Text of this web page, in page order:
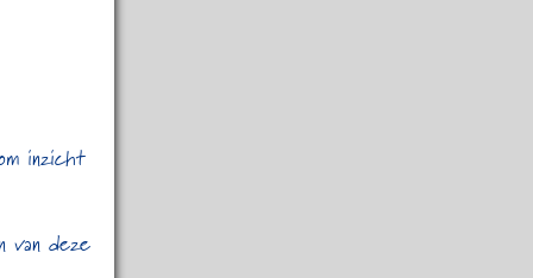
inzicht
van deze